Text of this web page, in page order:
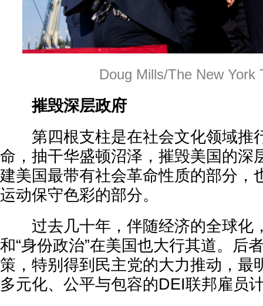
Doug Mills/The New York
摧毁深层政府
第四根支柱是在社会文化领域推
命，抽干华盛顿沼泽，摧毁美国的深
建美国最带有社会革命性质的部分，
运动保守色彩的部分。
过去几十年，伴随经济的全球化
和“身份政治”在美国也大行其道。后
策，特别得到民主党的大力推动，最
多元化、公平与包容的DEI联邦雇员